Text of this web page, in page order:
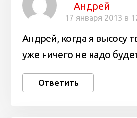
Андрей
17 января 2013 в
Андрей, когда я высосу
уже ничего не надо
Ответить